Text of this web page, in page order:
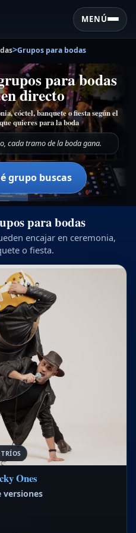
MENÚ
>Grupos para bodas
para bodas
directo
cóctel, banquete o fiesta según el
quieres para la boda
cada tramo de la boda gana.
grupo buscas
para bodas
encajar en ceremonia,
o fiesta.
Ones
versiones